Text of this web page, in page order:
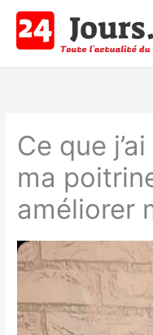
contenu
Ce que
ma
améliorer